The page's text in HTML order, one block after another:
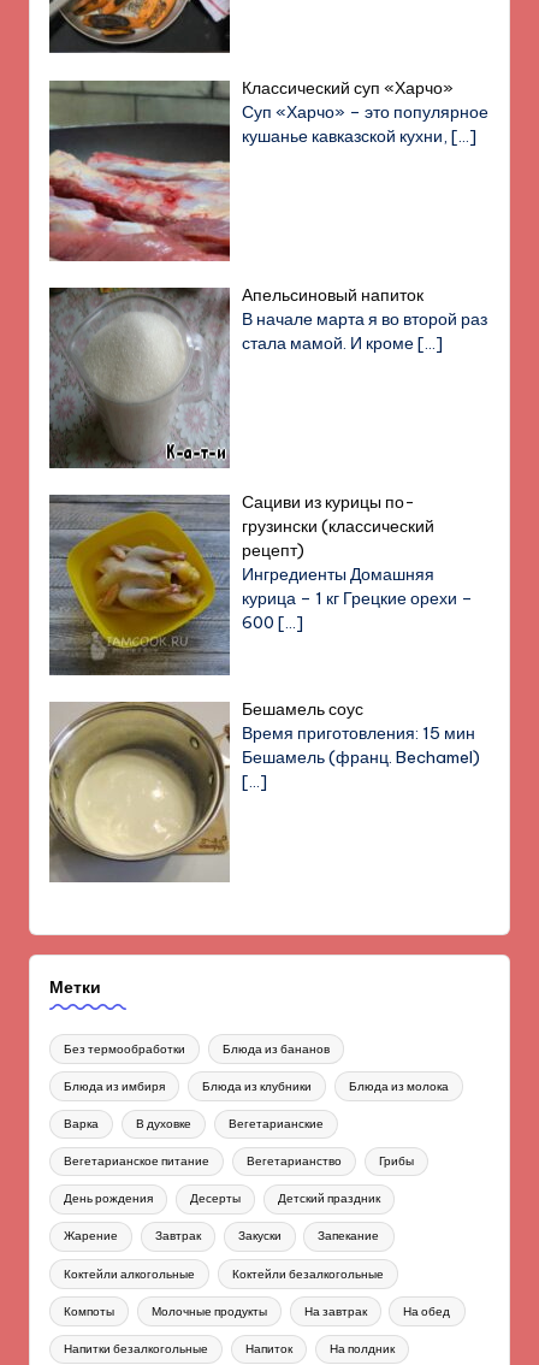
Классический суп «Харчо»
Суп «Харчо» – это популярное
кушанье кавказской кухни,[…]
Апельсиновый напиток
В начале марта я во второй раз
стала мамой. И кроме[…]
Сациви из курицы по-
грузински (классический
рецепт)
Ингредиенты Домашняя
курица – 1 кг Грецкие орехи –
600[…]
Бешамель соус
Время приготовления: 15 мин
Бешамель (франц. Bechamel)
[…]
Метки
Без термообработки Блюда из бананов
Блюда из имбиря Блюда из клубники Блюда из молока
Варка В духовке Вегетарианские
Вегетарианское питание Вегетарианство Грибы
День рождения Десерты Детский праздник
Жарение Завтрак Закуски Запекание
Коктейли алкогольные Коктейли безалкогольные
Компоты Молочные продукты На завтрак На обед
Напитки безалкогольные Напиток На полдник